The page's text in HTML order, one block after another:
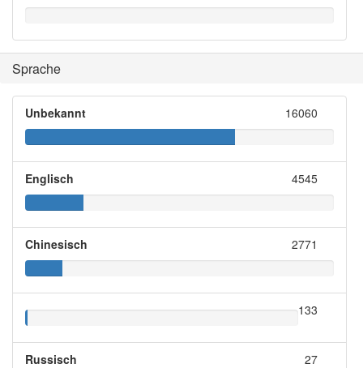
Sprache
Unbekannt 16060
Englisch 4545
Chinesisch 2771
133
Russisch 27